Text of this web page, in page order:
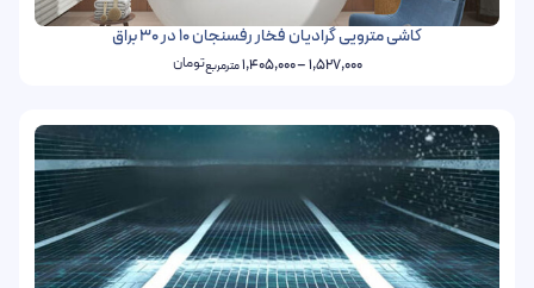
کاشی مترویی گرادیان فخار رفسنجان 10 در 30 براق
1,527,000
–
1,405,000مترمربعتومان